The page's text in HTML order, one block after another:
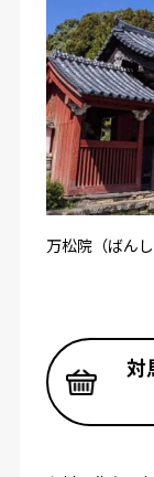
万松院（ばん
対